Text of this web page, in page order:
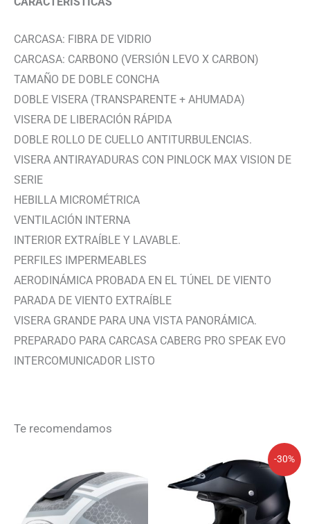
CARCASA: FIBRA DE VIDRIO
CARCASA: CARBONO (VERSIÓN LEVO X CARBON)
TAMAÑO DE DOBLE CONCHA
DOBLE VISERA (TRANSPARENTE + AHUMADA)
VISERA DE LIBERACIÓN RÁPIDA
DOBLE ROLLO DE CUELLO ANTITURBULENCIAS.
VISERA ANTIRAYADURAS CON PINLOCK MAX VISION DE
SERIE
HEBILLA MICROMÉTRICA
VENTILACIÓN INTERNA
INTERIOR EXTRAÍBLE Y LAVABLE.
PERFILES IMPERMEABLES
AERODINÁMICA PROBADA EN EL TÚNEL DE VIENTO
PARADA DE VIENTO EXTRAÍBLE
VISERA GRANDE PARA UNA VISTA PANORÁMICA.
PREPARADO PARA CARCASA CABERG PRO SPEAK EVO
INTERCOMUNICADOR LISTO
Te recomendamos
-30%
precio
original
era:
219,90€.
precio
actual
es:
153,93€.